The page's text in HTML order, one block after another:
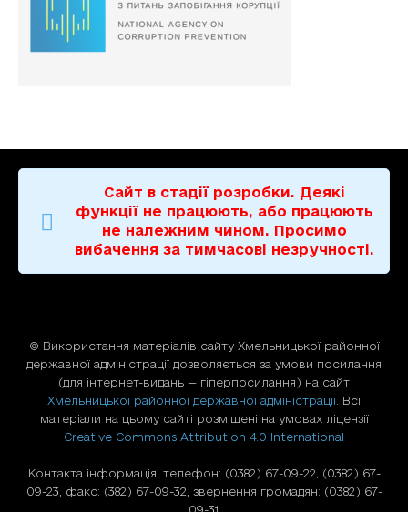
Сайт в стадії розробки. Деякі
функції не працюють, або працюють
не належним чином. Просимо
вибачення за тимчасові незручності.
© Використання матерiалiв сайту Хмельницької районної
державної адміністрації дозволяється за умови посилання
(для iнтернет-видань — гiперпосилання) на сайт
Хмельницької районної державної адміністрації . Всі
матеріали на цьому сайті розміщені на умовах ліцензії
Creative Commons Attribution 4.0 International
Контакта інформація: телефон: (0382) 67-09-22, (0382) 67-
09-23, факс: (382) 67-09-32, звернення громадян: (0382) 67-
09-31